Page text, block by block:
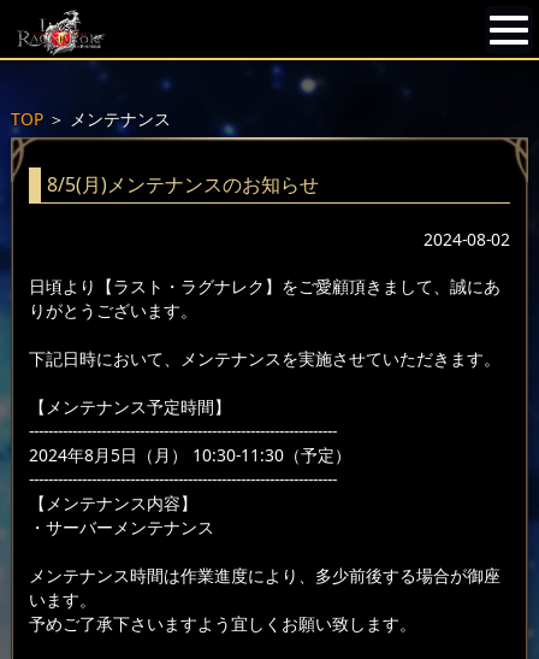
TOP＞ メンテナンス
8/5(月)メンテナンスのお知らせ
2024-08-02
日頃より【ラスト・ラグナレク】をご愛顧頂きまして、誠にあ
りがとうございます。
下記日時において、メンテナンスを実施させていただきます。
【メンテナンス予定時間】
----------------------------------------------------------------
2024年8月5日（月） 10:30-11:30（予定）
----------------------------------------------------------------
【メンテナンス内容】
・サーバーメンテナンス
メンテナンス時間は作業進度により、多少前後する場合が御座
います。
予めご了承下さいますよう宜しくお願い致します。